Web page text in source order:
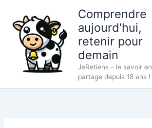
contenu
Comprendre
aujourd'hui,
retenir pour
demain
JeRetiens – le savoir en
partage depuis 18 ans !